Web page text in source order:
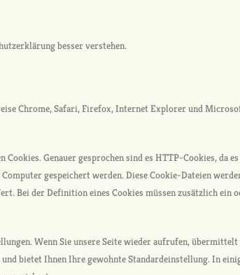
besser verstehen.
Chrome, Safari, Firefox, Internet Explorer und
Genauer gesprochen sind es HTTP-Cookies, da
gespeichert werden. Diese Cookie-Dateien
Bei der Definition eines Cookies müssen zusätzlich ein
Wenn Sie unsere Seite wieder aufrufen,
bietet Ihnen Ihre gewohnte Standardeinstellung. In